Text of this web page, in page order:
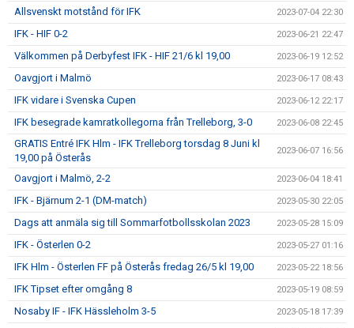
Allsvenskt motstånd för IFK 2023-07-04 22:30
IFK - HIF 0-2 2023-06-21 22:47
Välkommen på Derbyfest IFK - HIF 21/6 kl 19,00 2023-06-19 12:52
Oavgjort i Malmö 2023-06-17 08:43
IFK vidare i Svenska Cupen 2023-06-12 22:17
IFK besegrade kamratkollegorna från Trelleborg, 3-0 2023-06-08 22:45
GRATIS Entré IFK Hlm - IFK Trelleborg torsdag 8 Juni kl
19,00 på Österås
2023-06-07 16:56
Oavgjort i Malmö, 2-2 2023-06-04 18:41
IFK - Bjärnum 2-1 (DM-match) 2023-05-30 22:05
Dags att anmäla sig till Sommarfotbollsskolan 2023 2023-05-28 15:09
IFK - Österlen 0-2 2023-05-27 01:16
IFK Hlm - Österlen FF på Österås fredag 26/5 kl 19,00 2023-05-22 18:56
IFK Tipset efter omgång 8 2023-05-19 08:59
Nosaby IF - IFK Hässleholm 3-5 2023-05-18 17:39